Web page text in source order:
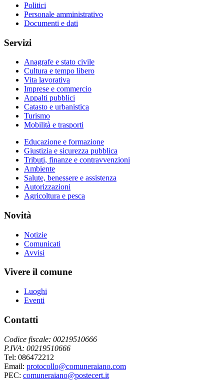
Politici
Personale amministrativo
Documenti e dati
Servizi
Anagrafe e stato civile
Cultura e tempo libero
Vita lavorativa
Imprese e commercio
Appalti pubblici
Catasto e urbanistica
Turismo
Mobilità e trasporti
Educazione e formazione
Giustizia e sicurezza pubblica
Tributi, finanze e contravvenzioni
Ambiente
Salute, benessere e assistenza
Autorizzazioni
Agricoltura e pesca
Novità
Notizie
Comunicati
Avvisi
Vivere il comune
Luoghi
Eventi
Contatti
Codice fiscale: 00219510666
P.IVA: 00219510666
Tel: 086472212
Email: protocollo@comuneraiano.com
PEC: comuneraiano@postecert.it